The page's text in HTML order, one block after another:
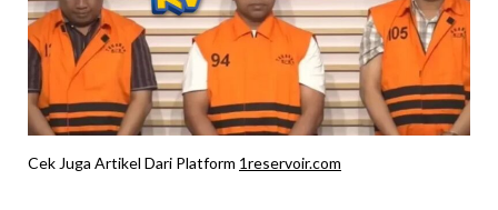
Cek Juga Artikel Dari Platform 1reservoir.com